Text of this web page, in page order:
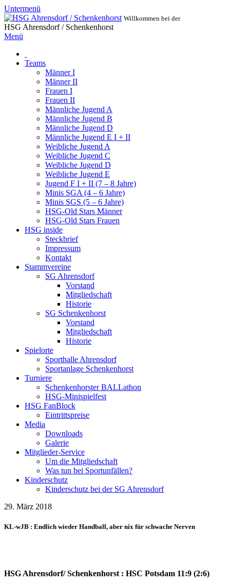
Untermenü
Willkommen bei der
HSG Ahrensdorf / Schenkenhorst
Menü
Teams
Männer I
Männer II
Frauen I
Frauen II
Männliche Jugend A
Männliche Jugend B
Männliche Jugend D
Männliche Jugend E I + II
Weibliche Jugend A
Weibliche Jugend C
Weibliche Jugend D
Weibliche Jugend E
Jugend F I + II (7 – 8 Jahre)
Minis SGA (4 – 6 Jahre)
Minis SGS (5 – 6 Jahre)
HSG-Old Stars Männer
HSG-Old Stars Frauen
HSG inside
Steckbrief
Impressum
Kontakt
Stammvereine
SG Ahrensdorf
Vorstand
Mitgliedschaft
Historie
SG Schenkenhorst
Vorstand
Mitgliedschaft
Historie
Spielorte
Sporthalle Ahrensdorf
Sportanlage Schenkenhorst
Turniere
Schenkenhorster BALLathon
HSG-Minispielfest
HSG FanBlock
Eintrittspreise
Media
Downloads
Galerie
Mitglieder-Service
Um die Mitgliedschaft
Was tun bei Sportunfällen?
Kinderschutz
Kinderschutz bei der SG Ahrensdorf
29. März 2018
KL-wJB : Endlich wieder Handball, aber nix für schwache Nerven
HSG Ahrensdorf/ Schenkenhorst : HSC Potsdam 11:9 (2:6)